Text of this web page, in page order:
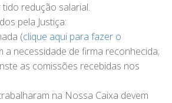
redução salarial.
pela Justiça:
(clique aqui para fazer o
a necessidade de firma reconhecida;
as comissões recebidas nos
na Nossa Caixa devem